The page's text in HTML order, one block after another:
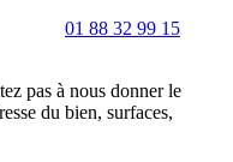
01 88 32 99 15
pas à nous donner le
du bien, surfaces,